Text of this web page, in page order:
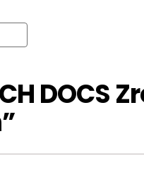
DOCS